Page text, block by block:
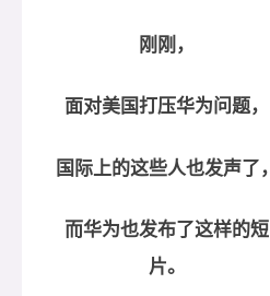
刚刚，
面对美国打压华为问题，
国际上的这些人也发声了，
而华为也发布了这样的短
片。